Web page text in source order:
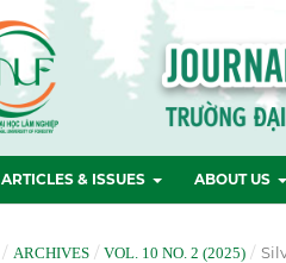
ARTICLES & ISSUES ABOUT US
/ ARCHIVES / VOL. 10 NO. 2 (2025) /